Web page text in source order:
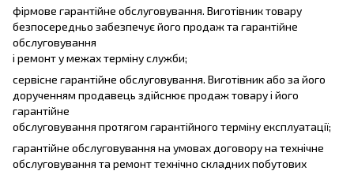
фірмове гарантійне обслуговування. Виготівник товару
безпосередньо забезпечує його продаж та гарантійне
обслуговування
і ремонт у межах терміну служби;
сервісне гарантійне обслуговування. Виготівник або за його
дорученням продавець здійснює продаж товару і його
гарантійне
обслуговування протягом гарантійного терміну експлуатації;
гарантійне обслуговування на умовах договору на технічне
обслуговування та ремонт технічно складних побутових